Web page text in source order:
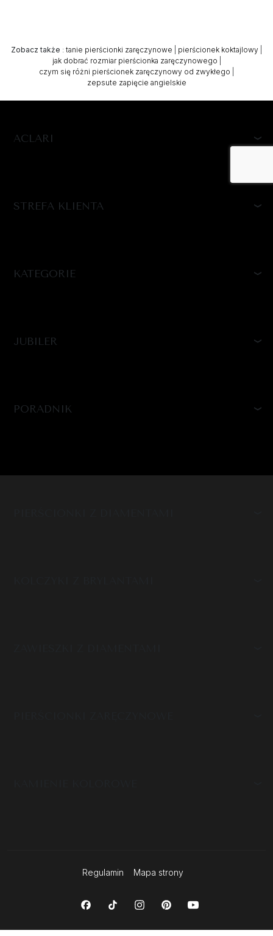
Zobacz także : tanie pierścionki zaręczynowe pierścionek koktajlowy
jak dobrać rozmiar pierścionka zaręczynowego
czym się różni pierścionek zaręczynowy od zwykłego
zepsute zapięcie angielskie
ACLARI
STREFA KLIENTA
KATEGORIE
JUBILER
PORADNIK
Regulamin Mapa strony